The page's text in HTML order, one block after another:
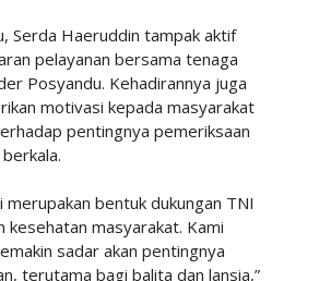
Serda Haeruddin tampak aktif
pelayanan bersama tenaga
Posyandu. Kehadirannya juga
motivasi kepada masyarakat
pentingnya pemeriksaan
merupakan bentuk dukungan TNI
masyarakat. Kami
sadar akan pentingnya
terutama bagi balita dan lansia,”